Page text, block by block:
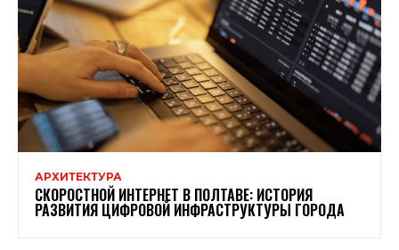
АРХИТЕКТУРА
СКОРОСТНОЙ ИНТЕРНЕТ В ПОЛТАВЕ: ИСТОРИЯ
РАЗВИТИЯ ЦИФРОВОЙ ИНФРАСТРУКТУРЫ ГОРОДА